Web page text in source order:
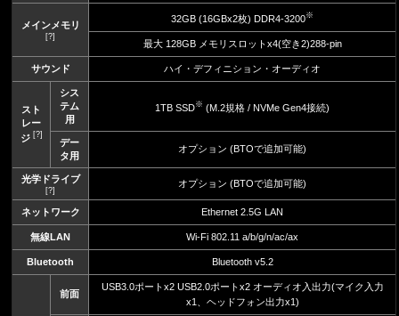
メインメモリ
[?]
32GB (16GBx2枚) DDR4-3200※
最大 128GB メモリスロットx4(空き2)288-pin
サウンド ハイ・デフィニション・オーディオ
スト
レー
ジ [?]
シス
テム
用
1TB SSD※ (M.2規格 / NVMe Gen4接続)
デー
タ用
オプション (BTOで追加可能)
光学ドライブ
[?]
オプション (BTOで追加可能)
ネットワーク Ethernet 2.5G LAN
無線LAN Wi-Fi 802.11 a/b/g/n/ac/ax
Bluetooth Bluetooth v5.2
前面
USB3.0ポートx2 USB2.0ポートx2 オーディオ入出力(マイク入力
x1、ヘッドフォン出力x1)